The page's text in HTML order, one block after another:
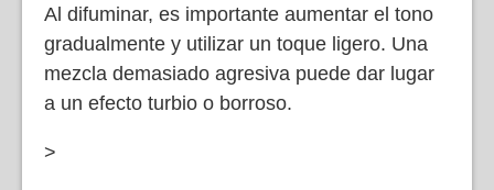
Al difuminar, es importante aumentar el tono
gradualmente y utilizar un toque ligero. Una
mezcla demasiado agresiva puede dar lugar
a un efecto turbio o borroso.
>